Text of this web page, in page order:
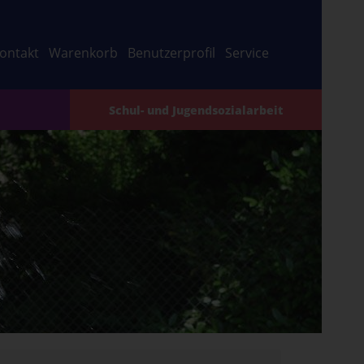
Warenkorb Benutzerprofil Service
Schul- und Jugendsozialarbeit